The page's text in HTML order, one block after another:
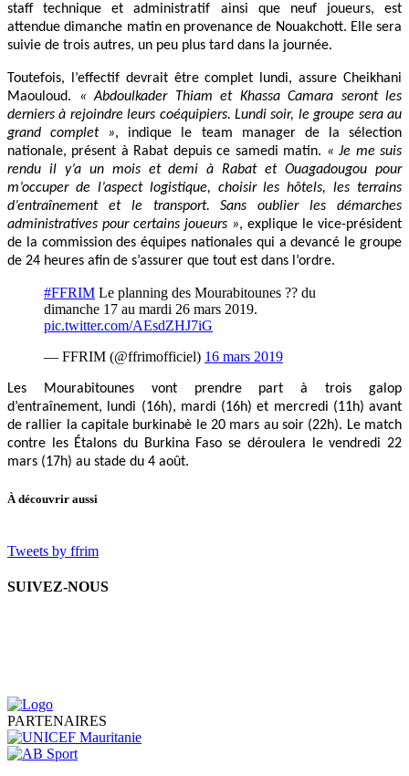
staff technique et administratif ainsi que neuf joueurs, est
attendue dimanche matin en provenance de Nouakchott. Elle sera
suivie de trois autres, un peu plus tard dans la journée.
Toutefois, l’effectif devrait être complet lundi, assure Cheikhani
Maouloud. « Abdoulkader Thiam et Khassa Camara seront les
derniers à rejoindre leurs coéquipiers. Lundi soir, le groupe sera au
grand complet », indique le team manager de la sélection
nationale, présent à Rabat depuis ce samedi matin. « Je me suis
rendu il y’a un mois et demi à Rabat et Ouagadougou pour
m’occuper de l’aspect logistique, choisir les hôtels, les terrains
d’entraînement et le transport. Sans oublier les démarches
administratives pour certains joueurs », explique le vice-président
de la commission des équipes nationales qui a devancé le groupe
de 24 heures afin de s’assurer que tout est dans l’ordre.
#FFRIM Le planning des Mourabitounes ?? du
dimanche 17 au mardi 26 mars 2019.
pic.twitter.com/AEsdZHJ7iG
— FFRIM (@ffrimofficiel) 16 mars 2019
Les Mourabitounes vont prendre part à trois galop
d’entraînement, lundi (16h), mardi (16h) et mercredi (11h) avant
de rallier la capitale burkinabè le 20 mars au soir (22h). Le match
contre les Étalons du Burkina Faso se déroulera le vendredi 22
mars (17h) au stade du 4 août.
À découvrir aussi
Tweets by ffrim
SUIVEZ-NOUS
PARTENAIRES